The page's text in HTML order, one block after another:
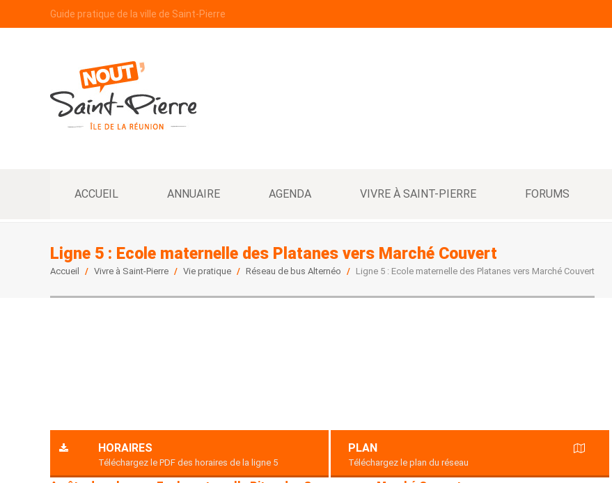
Guide pratique de la ville de Saint-Pierre
ACCUEIL ANNUAIRE AGENDA VIVRE À SAINT-PIERRE FORUMS
Ligne 5 : Ecole maternelle des Platanes vers Marché Couvert
Accueil / Vivre à Saint-Pierre / Vie pratique / Réseau de bus Alternéo / Ligne 5 : Ecole maternelle des Platanes vers Marché Couvert
HORAIRES
Téléchargez le PDF des horaires de la ligne 5
PLAN
Téléchargez le plan du réseau